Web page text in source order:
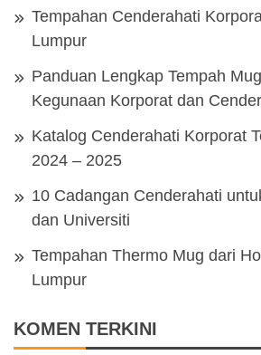
Tempahan Cenderahati
Lumpur
Panduan Lengkap Tempah
Kegunaan Korporat dan
Katalog Cenderahati Korporat
2024 – 2025
10 Cadangan Cenderahati
dan Universiti
Tempahan Thermo Mug dari
Lumpur
KOMEN TERKINI